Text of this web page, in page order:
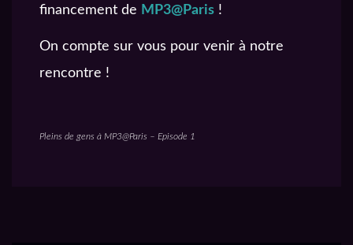
financement de MP3@Paris !
On compte sur vous pour venir à notre
rencontre !
Pleins de gens à MP3@Paris – Episode 1